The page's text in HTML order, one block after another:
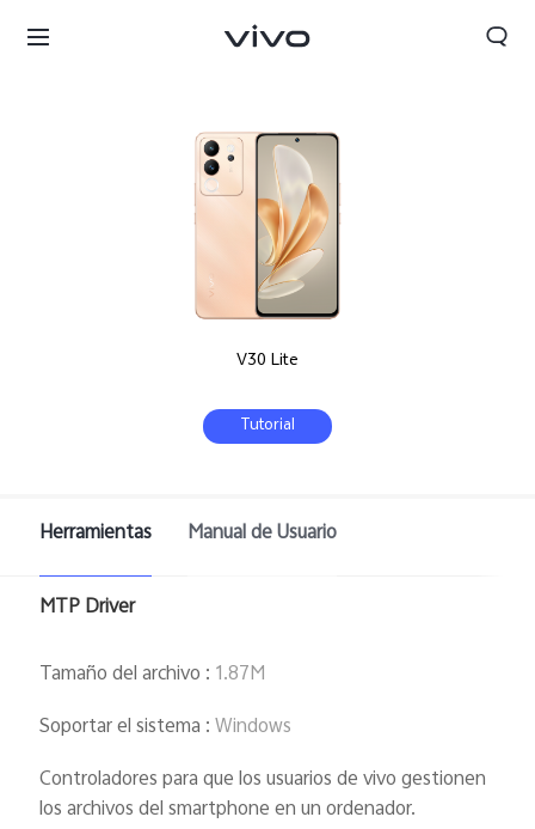
V30 Lite
Tutorial
Herramientas Manual de Usuario
MTP Driver
Tamaño del archivo : 1.87M
Soportar el sistema :Windows
Controladores para que los usuarios de vivo gestionen
los archivos del smartphone en un ordenador.